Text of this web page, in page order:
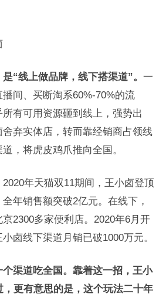
是“线上做品牌，线下搭渠道”。 一
间、买断淘系60%-70%的流
有可用资源砸到线上，强势出
弃实体店，转而靠经销商占领线
，将虎皮鸡爪推向全国。
年天猫双11期间，王小卤登顶
年销售额突破2亿元。在线下，
2300多家便利店。2020年6月开
卤线下渠道月销已破1000万元。
渠道吃全国。靠着这一招，王小
，更有意思的是，这个玩法二十年